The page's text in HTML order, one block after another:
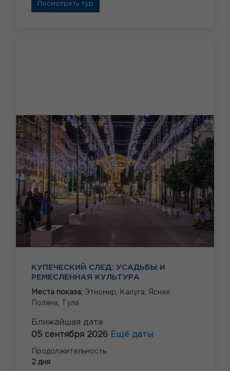
Посмотреть тур
КУПЕЧЕСКИЙ СЛЕД: УСАДЬБЫ И
РЕМЕСЛЕННАЯ КУЛЬТУРА
Места показа: Этномир, Калуга, Ясная
Поляна,
Тула
Ближайшая дата
05 сентября 2026 Ещё даты
Продолжительность
2 дня